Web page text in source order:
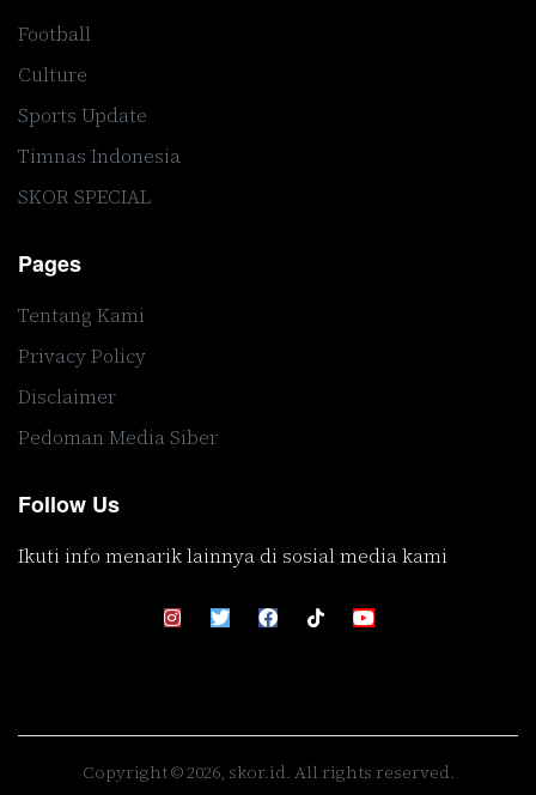
Football
Culture
Sports Update
Timnas Indonesia
SKOR SPECIAL
Pages
Tentang Kami
Privacy Policy
Disclaimer
Pedoman Media Siber
Follow Us
Ikuti info menarik lainnya di sosial media kami
Copyright © 2026, skor.id. All rights reserved.